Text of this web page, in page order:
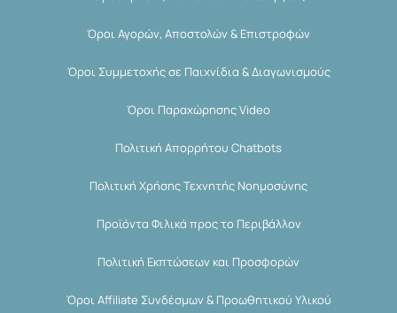
Όροι Αγορών, Αποστολών & Επιστροφών
Όροι Συμμετοχής σε Παιχνίδια & Διαγωνισμούς
Όροι Παραχώρησης Video
Πολιτική Απορρήτου Chatbots
Πολιτική Χρήσης Τεχνητής Νοημοσύνης
Προϊόντα Φιλικά προς το Περιβάλλον
Πολιτική Εκπτώσεων και Προσφορών
Όροι Affiliate Συνδέσμων & Προωθητικού Υλικού